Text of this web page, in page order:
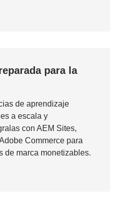
para la
de aprendizaje
a escala y
con AEM Sites,
Commerce para
de marca monetizables.